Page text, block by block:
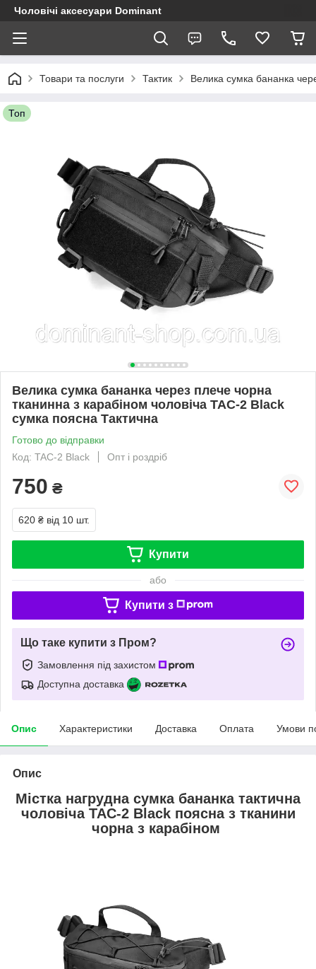
Чоловічі аксесуари Dominant
Товари та послуги Тактик Велика сумка бананка
Топ
Велика сумка бананка через плече чорна
тканинна з карабіном чоловіча TAC-2 Black
сумка поясна Тактична
Готово до відправки
Код: TAC-2 Black
Опт і роздріб
750 ₴
620 ₴ від 10 шт.
Купити
або
Купити з
Що таке купити з Пром?
Замовлення під захистом
Доступна доставка
Опис Характеристики Доставка Оплата Умови
Опис
Містка нагрудна сумка бананка тактична
чоловіча TAC-2 Black поясна з тканини
чорна з карабіном